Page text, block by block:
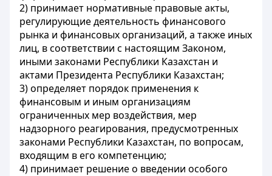
2) принимает нормативные правовые акты,
регулирующие деятельность финансового
рынка и финансовых организаций, а также иных
лиц, в соответствии с настоящим Законом,
иными законами Республики Казахстан и
актами Президента Республики Казахстан;
3) определяет порядок применения к
финансовым и иным организациям
ограниченных мер воздействия, мер
надзорного реагирования, предусмотренных
законами Республики Казахстан, по вопросам,
входящим в его компетенцию;
4) принимает решение о введении особого